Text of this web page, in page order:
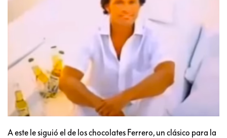
A este le siguió el de los chocolates Ferrero, un clásico para la